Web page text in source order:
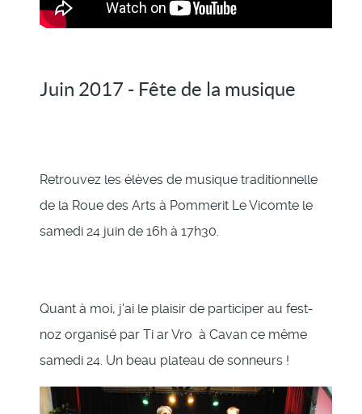
Juin 2017 - Fête de la musique
Retrouvez les élèves de musique traditionnelle
de la Roue des Arts à Pommerit Le Vicomte le
samedi 24 juin de 16h à 17h30.
Quant à moi, j'ai le plaisir de participer au fest-
noz organisé par Ti ar Vro à Cavan ce même
samedi 24. Un beau plateau de sonneurs !